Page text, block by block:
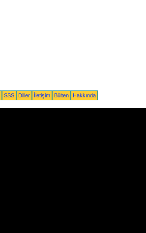
SSS Diller İletişim Bülten Hakkında